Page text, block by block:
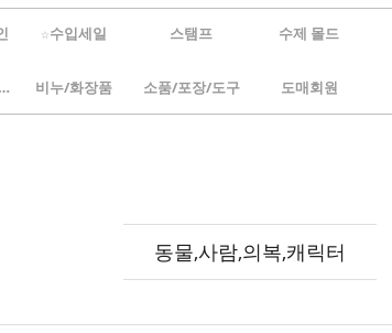
☆수입세일 스탬프 수제 몰드
향수/룸/하바리움 비누/화장품 소품/포장/도구 도매회원
동물,사람,의복,캐릭터